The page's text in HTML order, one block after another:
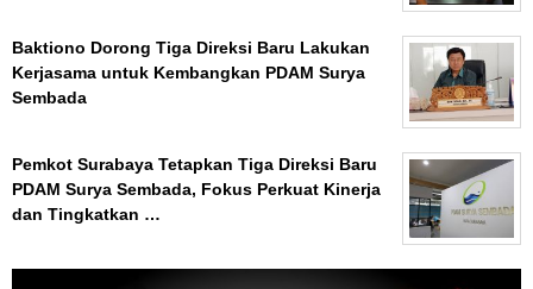
Baktiono Dorong Tiga Direksi Baru Lakukan
Kerjasama untuk Kembangkan PDAM Surya
Sembada
Pemkot Surabaya Tetapkan Tiga Direksi Baru
PDAM Surya Sembada, Fokus Perkuat Kinerja
dan Tingkatkan …